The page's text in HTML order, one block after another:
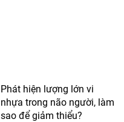
Phát hiện lượng lớn vi
nhựa trong não người, làm
sao để giảm thiểu?